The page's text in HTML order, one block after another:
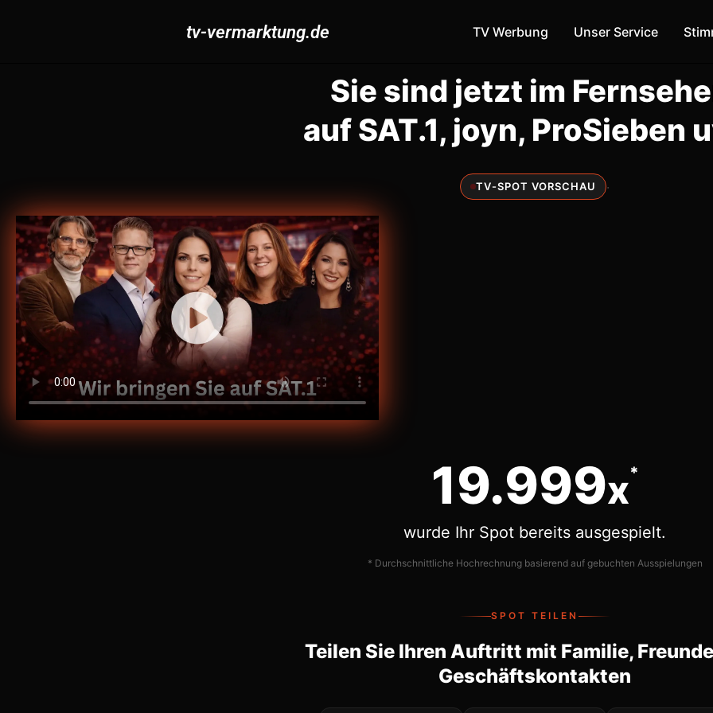
TV Werbung Unser Service
tv-vermarktung.de
Sie sind jetzt im
auf SAT.1, joyn, ProSieben
TV-SPOT VORSCHAU ·
20.000x*
wurde Ihr Spot bereits ausgespielt.
* Durchschnittliche Hochrechnung basierend auf gebuchten Ausspielungen
SPOT TEILEN
Teilen Sie Ihren Auftritt mit Familie,
Geschäftskontakten